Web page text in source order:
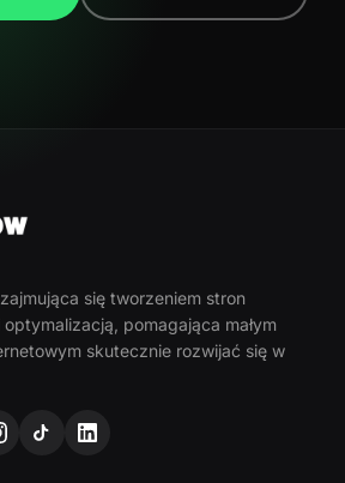
się tworzeniem stron
pomagająca małym
skutecznie rozwijać się w